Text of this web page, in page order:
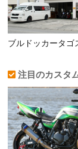
ブルドッカータゴ
注目のカスタ